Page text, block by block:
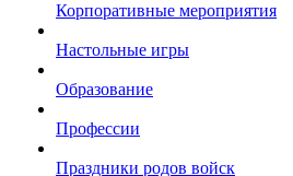
Корпоративные мероприятия
Настольные игры
Образование
Профессии
Праздники родов войск